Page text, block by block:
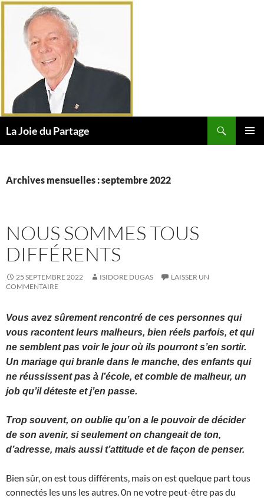
Aller
contenu
La Joie du Partage
Archives mensuelles : septembre 2022
NOUS SOMMES TOUS
DIFFÉRENTS
25 SEPTEMBRE 2022 ISIDORE DUGAS
LAISSER UN
COMMENTAIRE
Vous avez sûrement rencontré de ces personnes qui
vous racontent leurs malheurs, bien réels parfois, et qui
ne semblent pas voir le jour où ils pourront s’en sortir.
Un mariage qui branle dans le manche, des enfants qui
ne réussissent pas à l’école, et comble de malheur, un
job qu’il déteste et j’en passe.
Trop souvent, on oublie qu’on a le pouvoir de décider
de son avenir, si seulement on changeait de ton,
d’adresse, mais aussi t’attitude et de façon de penser.
Bien sûr, on est tous différents, mais on est quelque part tous
connectés les uns les autres. 0n ne votre peut-être pas du